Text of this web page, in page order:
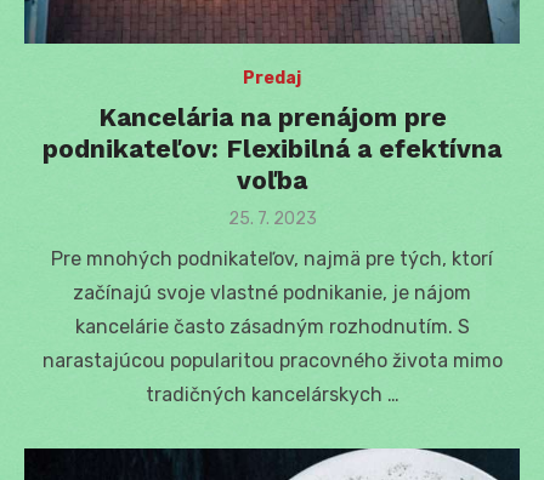
Predaj
Kancelária na prenájom pre
podnikateľov: Flexibilná a efektívna
voľba
Posted
25. 7. 2023
Pre mnohých podnikateľov, najmä pre tých, ktorí
začínajú svoje vlastné podnikanie, je nájom
kancelárie často zásadným rozhodnutím. S
narastajúcou popularitou pracovného života mimo
tradičných kancelárskych …